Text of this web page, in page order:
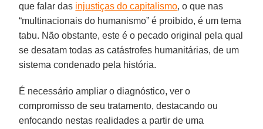
que falar das injustiças do capitalismo, o que nas
“multinacionais do humanismo” é proibido, é um tema
tabu. Não obstante, este é o pecado original pela qual
se desatam todas as catástrofes humanitárias, de um
sistema condenado pela história.
É necessário ampliar o diagnóstico, ver o
compromisso de seu tratamento, destacando ou
enfocando nestas realidades a partir de uma